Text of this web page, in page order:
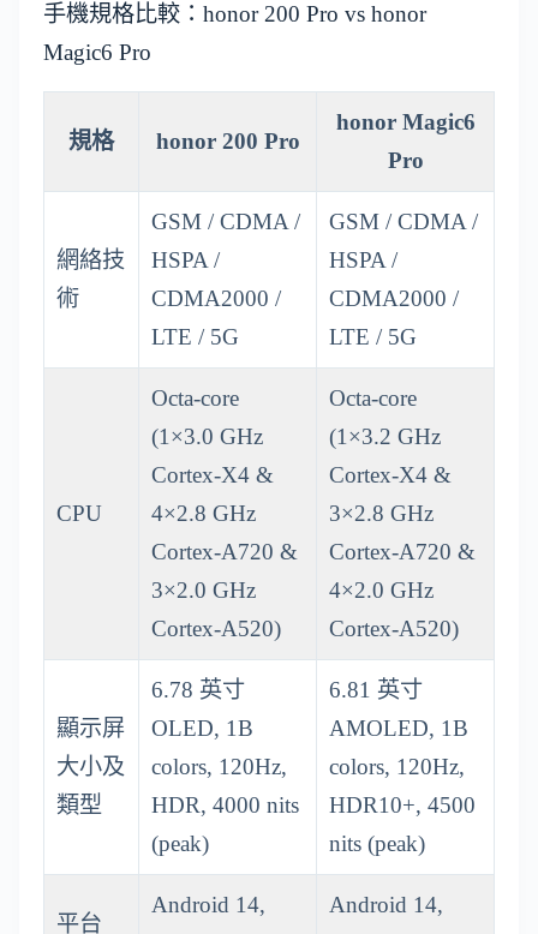
手機規格比較：honor 200 Pro vs honor
Magic6 Pro
規格 honor 200 Pro
honor Magic6
Pro
網絡技
術
GSM / CDMA /
HSPA /
CDMA2000 /
LTE / 5G
GSM / CDMA /
HSPA /
CDMA2000 /
LTE / 5G
CPU
Octa-core
(1×3.0 GHz
Cortex-X4 &
4×2.8 GHz
Cortex-A720 &
3×2.0 GHz
Cortex-A520)
Octa-core
(1×3.2 GHz
Cortex-X4 &
3×2.8 GHz
Cortex-A720 &
4×2.0 GHz
Cortex-A520)
顯示屏
大小及
類型
6.78 英寸
OLED, 1B
colors, 120Hz,
HDR, 4000 nits
(peak)
6.81 英寸
AMOLED, 1B
colors, 120Hz,
HDR10+, 4500
nits (peak)
平台
Android 14,
Android 14,